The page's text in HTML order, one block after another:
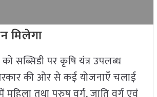
मिलेगा
सब्सिडी पर कृषि यंत्र उपलब्ध
की ओर से कई योजनाएँ चलाई